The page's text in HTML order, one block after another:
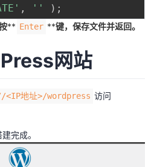
, '' ) ;
** Enter **键，保存文件并返回。
网站
地址>/wordpress 访问
完成。